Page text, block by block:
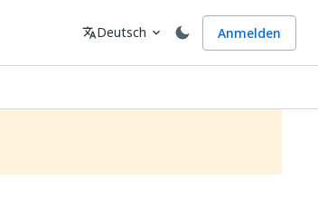
Sprache
translateDeutsch expand_more Anmelden